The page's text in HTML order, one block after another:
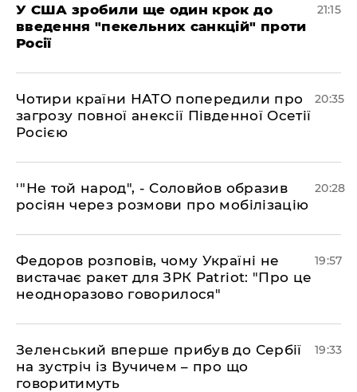
​У США зробили ще один крок до
введення "пекельних санкцій" проти
Росії
21:15
​Чотири країни НАТО попередили про
загрозу повної анексії Південної Осетії
Росією
20:35
​'"Не той народ", - Соловйов образив
росіян через розмови про мобілізацію
20:28
​Федоров розповів, чому Україні не
вистачає ракет для ЗРК Patriot: "Про це
неодноразово говорилося"
19:57
​Зеленський вперше прибув до Сербії
на зустріч із Вучичем – про що
говоритимуть
19:33